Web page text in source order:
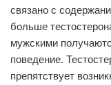
связано с
больше
мужскими
поведение.
препятствует